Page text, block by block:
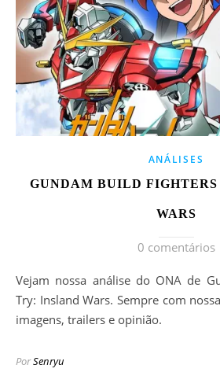
ANÁLISES
GUNDAM BUILD
WARS
0 comentários
Vejam nossa análise do ONA de
Try: Insland Wars. Sempre com
imagens, trailers e opinião.
PorSenryu